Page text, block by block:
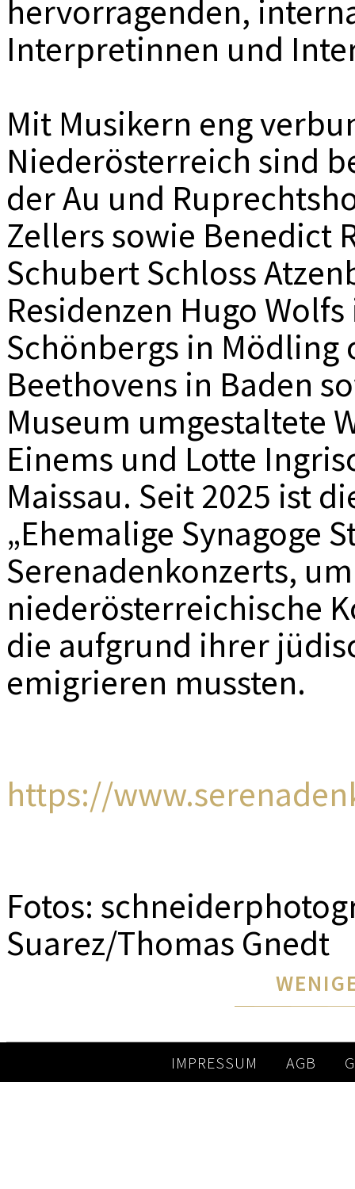
hervorragenden,
Interpretinnen und
Mit Musikern eng
Niederösterreich sind
der Au und
Zellers sowie Benedict
Schubert Schloss
Residenzen Hugo
Schönbergs in Mödling
Beethovens in Baden
Museum umgestaltete
Einems und Lotte
Maissau. Seit 2025 ist
„Ehemalige Synagoge
Serenadenkonzerts,
niederösterreichische
die aufgrund ihrer
emigrieren mussten.
https://
Fotos:
Suarez/Thomas Gnedt
IMPRESSUM AGB